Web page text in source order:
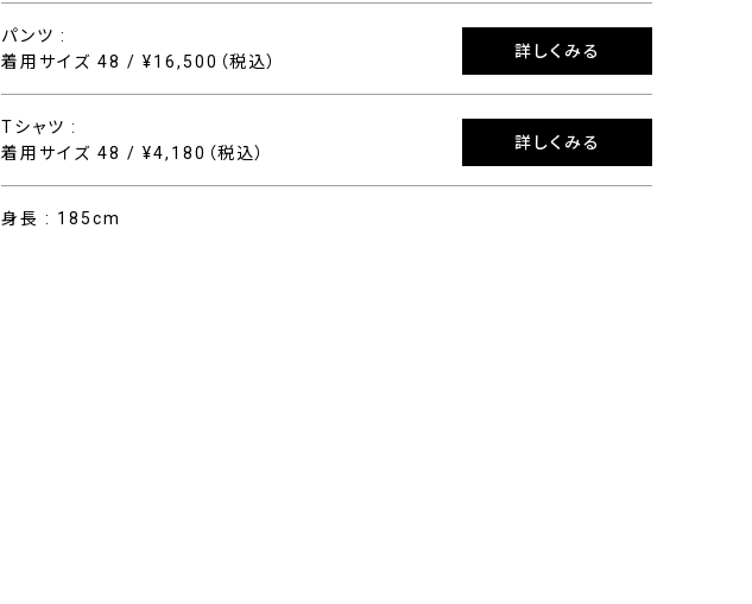
パンツ :
着用サイズ 48 / ¥16,500（税込）
詳しくみる
Tシャツ :
着用サイズ 48 / ¥4,180（税込）
詳しくみる
身長 : 185cm